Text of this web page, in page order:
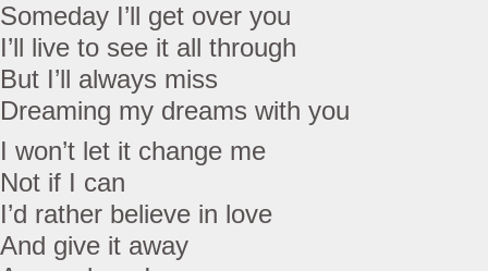
Someday I’ll get over you
I’ll live to see it all through
But I’ll always miss
Dreaming my dreams with you
I won’t let it change me
Not if I can
I’d rather believe in love
And give it away